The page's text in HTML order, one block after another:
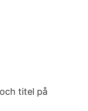
titel på